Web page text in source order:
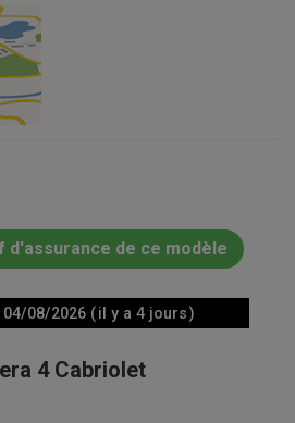
d'assurance de ce modèle
08/2026 ( il y a 4 jours )
4 Cabriolet